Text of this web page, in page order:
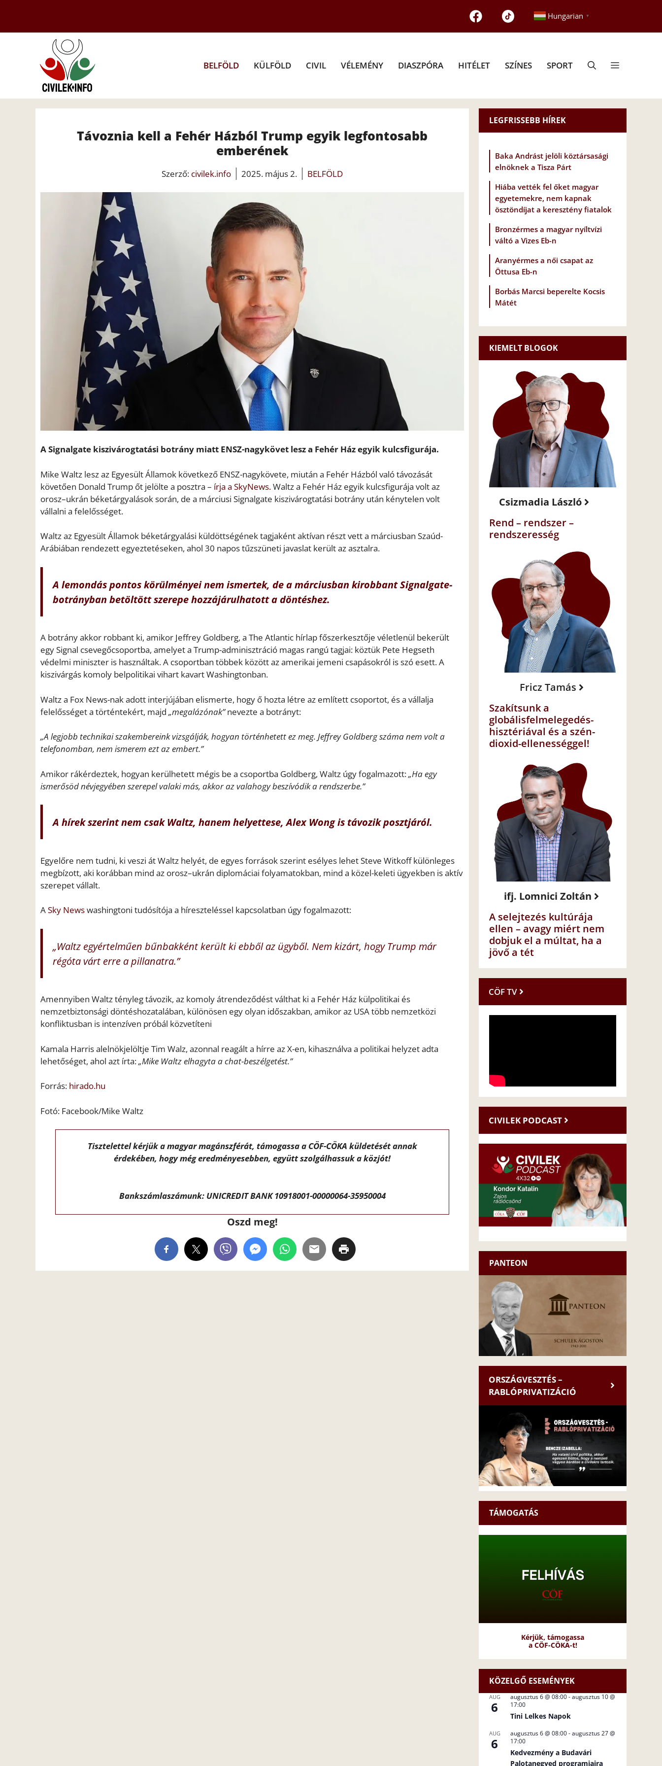
tartalomba
Hungarian ▼
BELFÖLD KÜLFÖLD CIVIL VÉLEMÉNY DIASZPÓRA HITÉLET SZÍNES SPORT
Távoznia kell a Fehér Házból Trump egyik legfontosabb
emberének
Szerző: civilek.info 2025. május 2. BELFÖLD
A Signalgate kiszivárogtatási botrány miatt ENSZ-nagykövet lesz a Fehér Ház egyik kulcsfigurája.
Mike Waltz lesz az Egyesült Államok következő ENSZ-nagykövete, miután a Fehér Házból való távozását
követően Donald Trump őt jelölte a posztra – írja a SkyNews.Waltz a Fehér Ház egyik kulcsfigurája volt az
orosz–ukrán béketárgyalások során, de a márciusi Signalgate kiszivárogtatási botrány után kénytelen volt
vállalni a felelősséget.
Waltz az Egyesült Államok béketárgyalási küldöttségének tagjaként aktívan részt vett a márciusban Szaúd-
Arábiában rendezett egyeztetéseken, ahol 30 napos tűzszüneti javaslat került az asztalra.
A lemondás pontos körülményei nem ismertek, de a márciusban kirobbantSignalgate-
botrányban betöltött szerepe hozzájárulhatott a döntéshez.
A botrány akkor robbant ki, amikor Jeffrey Goldberg, a The Atlantic hírlap főszerkesztője véletlenül bekerült
egy Signal csevegőcsoportba, amelyet a Trump-adminisztráció magas rangú tagjai: köztük Pete Hegseth
védelmi miniszter is használtak. A csoportban többek között az amerikai jemeni csapásokról is szó esett. A
kiszivárgás komoly belpolitikai vihart kavart Washingtonban.
Waltz a Fox News-nak adott interjújában elismerte, hogy ő hozta létre az említett csoportot, és a vállalja
felelősséget a történtekért, majd „megalázónak”nevezte a botrányt:
„A legjobb technikai szakembereink vizsgálják, hogyan történhetett ez meg. Jeffrey Goldberg száma nem volt a
telefonomban, nem ismerem ezt az embert.”
Amikor rákérdeztek, hogyan kerülhetett mégis be a csoportba Goldberg, Waltz úgy fogalmazott:„Ha egy
ismerősöd névjegyében szerepel valaki más, akkor az valahogy beszívódik a rendszerbe.”
A hírek szerint nem csak Waltz, hanem helyettese, Alex Wong is távozik posztjáról.
Egyelőre nem tudni, ki veszi át Waltz helyét, de egyes források szerint esélyes lehet Steve Witkoff különleges
megbízott, aki korábban mind az orosz–ukrán diplomáciai folyamatokban, mind a közel-keleti ügyekben is aktív
szerepet vállalt.
ASky Newswashingtoni tudósítója a híreszteléssel kapcsolatban úgy fogalmazott:
„Waltz egyértelműen bűnbakként került ki ebből az ügyből. Nem kizárt, hogy Trump már
régóta várt erre a pillanatra.”
Amennyiben Waltz tényleg távozik, az komoly átrendeződést válthat ki a Fehér Ház külpolitikai és
nemzetbiztonsági döntéshozatalában, különösen egy olyan időszakban, amikor az USA több nemzetközi
konfliktusban is intenzíven próbál közvetíteni
Kamala Harris alelnökjelöltje Tim Walz, azonnal reagált a hírre az X-en, kihasználva a politikai helyzet adta
lehetőséget, ahol azt írta:„Mike Waltz elhagyta a chat-beszélgetést.”
Forrás: hirado.hu
Fotó: Facebook/Mike Waltz
Tisztelettel kérjük a magyar magánszférát, támogassa a CÖF-CÖKA küldetését annak
érdekében, hogy még eredményesebben, együtt szolgálhassuk a közjót!
Bankszámlaszámunk: UNICREDIT BANK 10918001-00000064-35950004
Oszd meg!
LEGFRISSEBB HÍREK
Baka Andrást jelöli köztársasági
elnöknek a Tisza Párt
Hiába vették fel őket magyar
egyetemekre, nem kapnak
ösztöndíjat a keresztény fiatalok
Bronzérmes a magyar nyíltvízi
váltó a Vizes Eb-n
Aranyérmes a női csapat az
Öttusa Eb-n
Borbás Marcsi beperelte Kocsis
Mátét
KIEMELT BLOGOK
Csizmadia László
Rend – rendszer –
rendszeresség
Fricz Tamás
Szakítsunk a
globálisfelmelegedés-
hisztériával és a szén-
dioxid-ellenességgel!
ifj. Lomnici Zoltán
A selejtezés kultúrája
ellen – avagy miért nem
dobjuk el a múltat, ha a
jövő a tét
CÖF TV
CIVILEK PODCAST
PANTEON
ORSZÁGVESZTÉS –
RABLÓPRIVATIZÁCIÓ
TÁMOGATÁS
Kérjük, támogassa
a CÖF-CÖKA-t!
KÖZELGŐ ESEMÉNYEK
AUG
6
augusztus 6 @ 08:00-augusztus 10 @
17:00
Tini Lelkes Napok
AUG
6
augusztus 6 @ 08:00-augusztus 27 @
17:00
Kedvezmény a Budavári
Palotanegyed programjaira